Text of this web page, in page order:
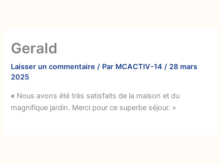
Gerald
Laisser un commentaire / Par MCACTIV-14/ 28 mars
2025
« Nous avons été très satisfaits de la maison et du
magnifique jardin. Merci pour ce superbe séjour. »